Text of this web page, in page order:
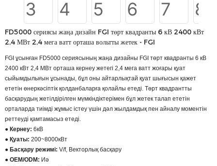
FD5000 сериясы жаңа дизайн FGI төрт квадранты 6 кВ 2400 кВт
2,4 МВт 2,4 мега ватт орташа вольтты жетек - FGI
FGI ұсынған FD5000 сериясының жаңа дизайны FGI төрт квадранты 6 кВ
2400 кВт 2,4 МВт орташа кернеу жетегі 2,4 мега ватт жоғары қуат
сыйымдылығын ұсынады, бұл оны айтарлықтай қуат шығысын қажет
ететін өнеркәсіптік қолданбаларға қолайлы етеді. Төрт квадрантты
басқарудың жетілдірілген мүмкіндіктерімен бұл жетек талап ететін
орталарда тиімді жұмыс істеу үшін дәл жылдамдық пен айналу моментін
реттеуді қамтамасыз етеді.
● Кернеу: 6кВ
● Қуаты: 200~8000кВт
● Басқару режимі: V/f, Векторлық басқару
● OEM/ODM: Иә